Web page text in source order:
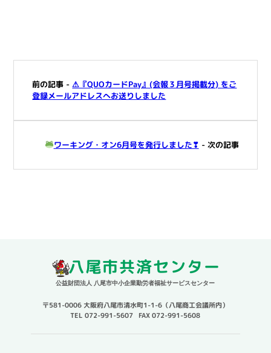
前の記事 -⚠『QUOカードPay』(会報３月号掲載分) をご
登録メールアドレスへお送りしました
ワーキング・オン6月号を発行しました❣ - 次の記事
八尾市共済センター
公益財団法人 八尾市中小企業勤労者福祉サービスセンター
〒581-0006 大阪府八尾市清水町1-1-6（八尾商工会議所内）
TEL 072-991-5607 FAX 072-991-5608